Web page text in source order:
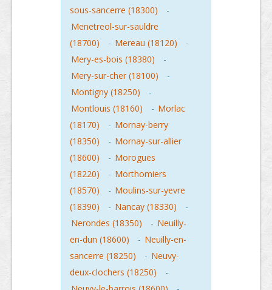
sous-sancerre (18300)
-
Menetreol-sur-sauldre
(18700)
- Mereau (18120)
-
Mery-es-bois (18380)
-
Mery-sur-cher (18100)
-
Montigny (18250)
-
Montlouis (18160)
- Morlac
(18170)
- Mornay-berry
(18350)
- Mornay-sur-allier
(18600)
- Morogues
(18220)
- Morthomiers
(18570)
- Moulins-sur-yevre
(18390)
- Nancay (18330)
-
Nerondes (18350)
- Neuilly-
en-dun (18600)
- Neuilly-en-
sancerre (18250)
- Neuvy-
deux-clochers (18250)
-